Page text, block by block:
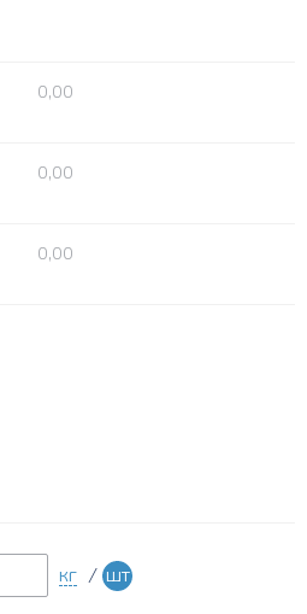
0,00
0,00
0,00
кг / шт